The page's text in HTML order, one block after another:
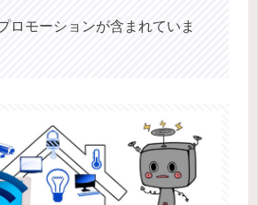
ロモーションが含まれていま